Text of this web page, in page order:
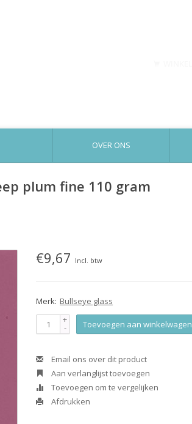
OVER ONS
plum fine 110 gram
€9,67 Incl. btw
Merk: Bullseye glass
+
- Toevoegen aan winkelwagen
Email ons over dit product
Aan verlanglijst toevoegen
Toevoegen om te vergelijken
Afdrukken